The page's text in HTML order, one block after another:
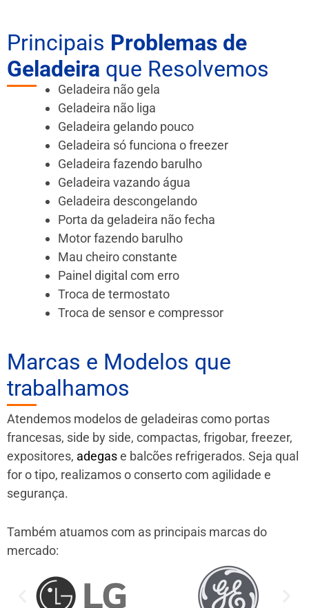
Principais Problemas de
Geladeira que Resolvemos
Geladeira não gela
Geladeira não liga
Geladeira gelando pouco
Geladeira só funciona o freezer
Geladeira fazendo barulho
Geladeira vazando água
Geladeira descongelando
Porta da geladeira não fecha
Motor fazendo barulho
Mau cheiro constante
Painel digital com erro
Troca de termostato
Troca de sensor e compressor
Marcas e Modelos que
trabalhamos
Atendemos modelos de geladeiras como portas
francesas, side by side, compactas, frigobar, freezer,
expositores, adegase balcões refrigerados. Seja qual
for o tipo, realizamos o conserto com agilidade e
segurança.
Também atuamos com as principais marcas do
mercado: